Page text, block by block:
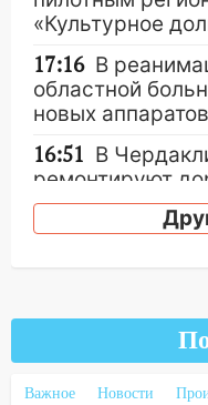
«Культурное
17:16 В
областной
новых
16:51 В
ремонтируют
и проводят
В
матч «Волги»
Важное Новости